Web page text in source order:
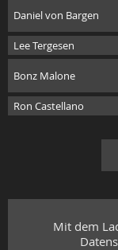
Daniel von Bargen
Lee Tergesen
Bonz Malone
Ron Castellano
Mit dem